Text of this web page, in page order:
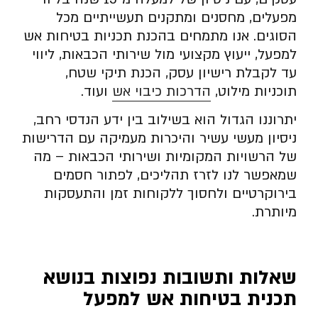
מפעלים, מחסנים ומתקנים תעשייתיים מכל
הסוגים. אנו מתמחים בהכנת תכניות בטיחות אש
למפעל, ייעוץ מקצועי מול שירותי הכבאות, ליווי
עד לקבלת רישיון עסק, הכנת תיקי שטח,
תוכניות מילוט, הדרכות כיבוי אש ועוד.
יתרוננו הגדול הוא בשילוב בין ידע הנדסי רחב,
ניסיון מעשי עשיר והיכרות מעמיקה עם הדרישות
של הרשויות המקומיות ושירותי הכבאות – מה
שמאפשר לנו לזרז תהליכים, לפתור חסמים
בירוקרטיים ולחסוך ללקוחות זמן והתעסקות
מיותרת.
שאלות ותשובות נפוצות בנושא
תכנית בטיחות אש למפעל